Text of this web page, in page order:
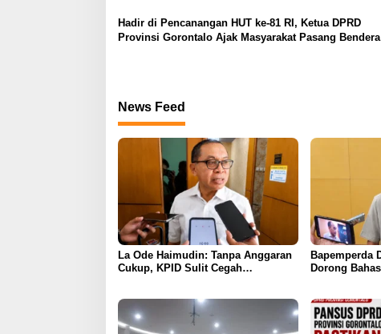
Hadir di Pencanangan HUT ke-81 RI, Ketua DPRD
Provinsi Gorontalo Ajak Masyarakat Pasang Bendera
News Feed
La Ode Haimudin: Tanpa Anggaran
Cukup, KPID Sulit Cegah
Bapemperda
Dorong